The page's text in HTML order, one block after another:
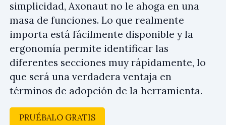
simplicidad, Axonaut no le ahoga en una
masa de funciones. Lo que realmente
importa está fácilmente disponible y la
ergonomía permite identificar las
diferentes secciones muy rápidamente, lo
que será una verdadera ventaja en
términos de adopción de la herramienta.
PRUÉBALO GRATIS